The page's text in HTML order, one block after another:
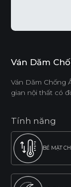
Ván Dăm
Ván Dăm Chống
gian nội thất có
Tính năng
BỀ MẶT